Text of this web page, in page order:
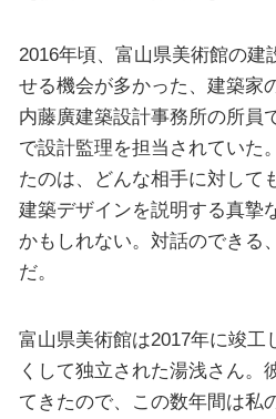
2016年頃、富山県美術館の建
せる機会が多かった、建築家
内藤廣建築設計事務所の所員
で設計監理を担当されていた
たのは、どんな相手に対して
建築デザインを説明する真摯
かもしれない。対話のできる
だ。
富山県美術館は2017年に竣工
くして独立された湯浅さん。
てきたので、この数年間は私